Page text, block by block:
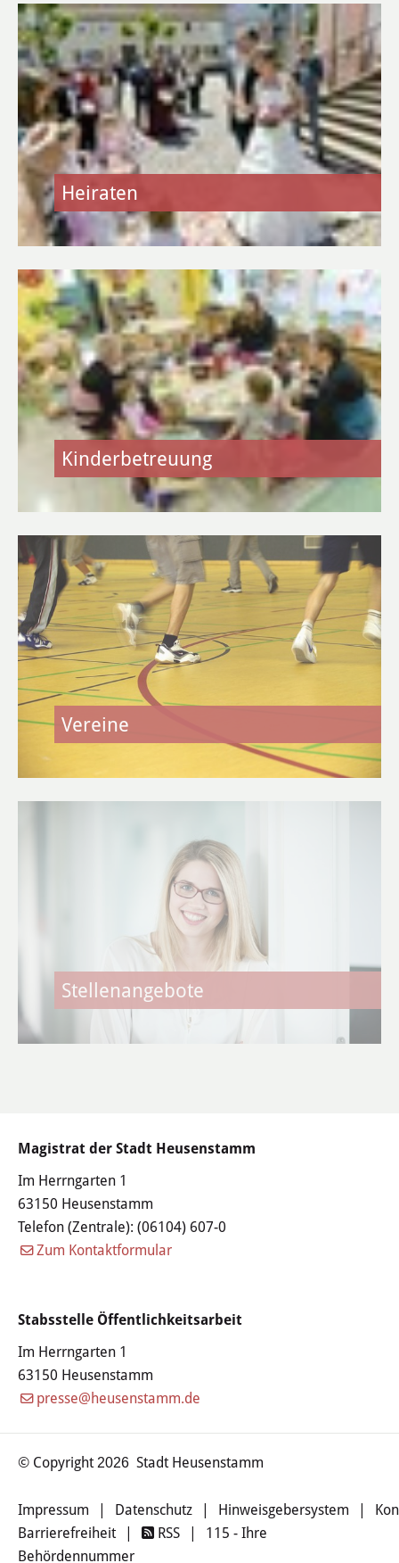
Heiraten
Kinderbetreuung
Vereine
Stellenangebote
Magistrat der Stadt Heusenstamm
Im Herrngarten 1
63150 Heusenstamm
Telefon (Zentrale): (06104) 607-0
Zum Kontaktformular
Stabsstelle Öffentlichkeitsarbeit
Im Herrngarten 1
63150 Heusenstamm
presse@heusenstamm.de
© Copyright 2026 Stadt Heusenstamm
Impressum | Datenschutz | Hinweisgebersystem |
Barrierefreiheit
| RSS |
115 - Ihre
Behördennummer
Stadtbücherei
Vereine
Vereine A-Z
Termine der Vereine
WIRTSCHAFT
Flächen- und Immobiliensuche
Gewerbegebiete
Daten & Fakten
Gewerbe & Handel
Unternehmen A-Z
Gewerbe an-, um- & abmelden
Gewerbevereine &
Werbegemeinschaften
Märkte
Direkterzeuger
Wirtschaftsförderung
Service
Aktuelle Projekte & Partner